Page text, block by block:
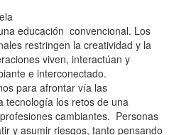
educación convencional. Los
restringen la creatividad y la
viven, interactúan y
e interconectado.
para afrontar vía las
tecnología los retos de una
cambiantes. Personas
y asumir riesgos, tanto pensando